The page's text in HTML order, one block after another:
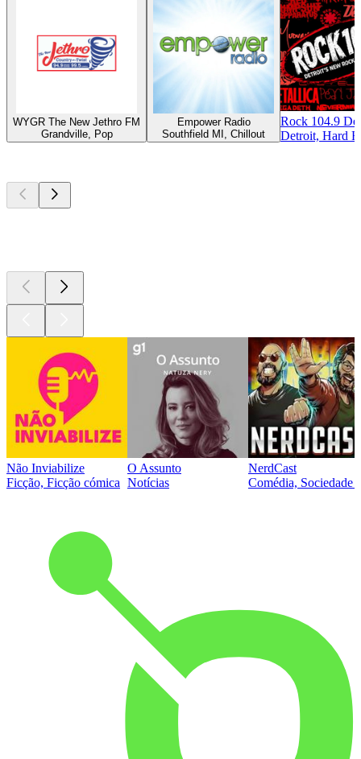
WYGR The New Jethro FM
Grandville, Pop
Empower Radio
Southfield MI, Chillout
Rock 104.9
Detroit, Hard
Não Inviabilize
Ficção, Ficção cómica
O Assunto
Notícias
NerdCast
Comédia, Sociedade